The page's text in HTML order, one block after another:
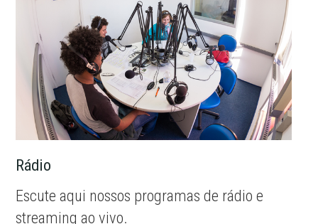
Rádio
Escute aqui nossos programas de rádio e
streaming ao vivo.